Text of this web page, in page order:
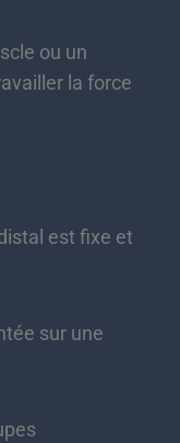
ou un
la force
est fixe et
sur une